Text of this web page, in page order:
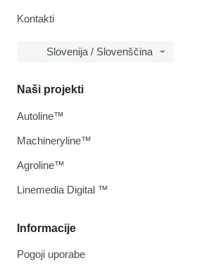
Kontakti
Slovenija / Slovenščina
Informacije
Pogoji uporabe
Naši projekti
Autoline™
Machineryline™
Agroline™
Linemedia Digital ™